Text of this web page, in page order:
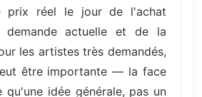
prix réel le jour de l'achat
actuelle et de la
les artistes très demandés,
être importante — la face
qu'une idée générale, pas un